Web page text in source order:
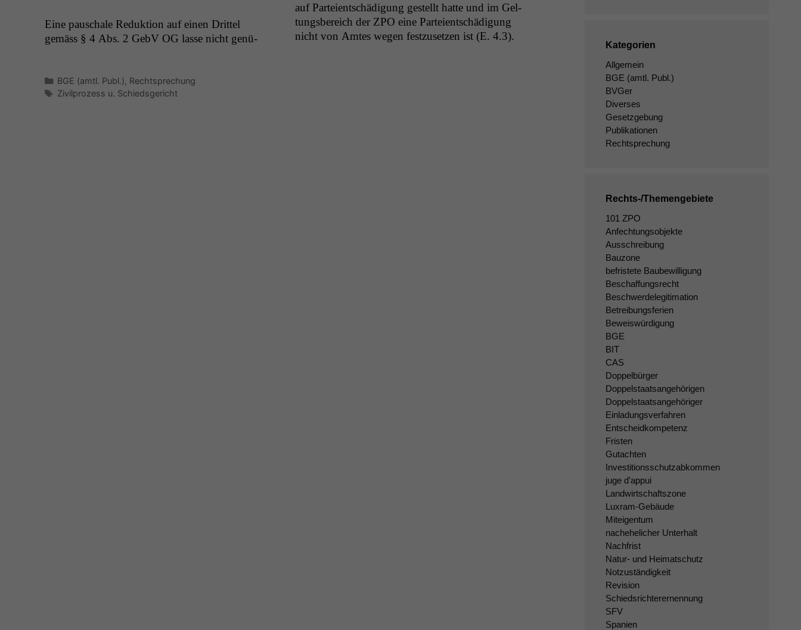
Eine pauschale Reduk­tion auf einen Drit­tel
gemäss § 4 Abs. 2 GebV OG lasse nicht genü­
auf Parteientschädi­gung gestellt hat­te und im Gel­
tungs­bere­ich der ZPO eine Parteientschädi­gung
nicht von Amtes wegen festzuset­zen ist (E. 4.3).
Kategorien
BGE (amtl. Publ.), Rechtsprechung
Schlagwörter
Zivilprozess u. Schiedsgericht
Kategorien
Allgemein
BGE (amtl. Publ.)
BVGer
Diverses
Gesetzgebung
Publikationen
Rechtsprechung
Rechts-/Themengebiete
101 ZPO
Anfechtungsobjekte
Ausschreibung
Bauzone
befristete Baubewilligung
Beschaffungsrecht
Beschwerdelegitimation
Betreibungsferien
Beweiswürdigung
BGE
BIT
CAS
Doppelbürger
Doppelstaatsangehörigen
Doppelstaatsangehöriger
Einladungsverfahren
Entscheidkompetenz
Fristen
Gutachten
Investitionsschutzabkommen
juge d'appui
Landwirtschaftszone
Luxram-Gebäude
Miteigentum
nachehelicher Unterhalt
Nachfrist
Natur- und Heimatschutz
Notzuständigkeit
Revision
Schiedsrichterernennung
SFV
Spanien